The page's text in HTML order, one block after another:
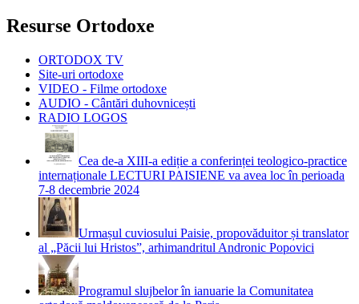
Resurse Ortodoxe
ORTODOX TV
Site-uri ortodoxe
VIDEO - Filme ortodoxe
AUDIO - Cântări duhovnicești
RADIO LOGOS
Cea de-a XIII-a ediție a conferinței teologico-practice
internaționale LECTURI PAISIENE va avea loc în perioada
7-8 decembrie 2024
Urmașul cuviosului Paisie, propovăduitor și translator
al „Păcii lui Hristos”, arhimandritul Andronic Popovici
Programul slujbelor în ianuarie la Comunitatea